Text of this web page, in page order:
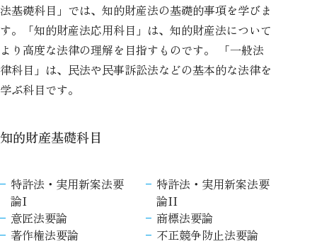
法基礎科目」では、知的財産法の基礎的事項を学びま
す。「知的財産法応用科目」は、知的財産法について
より高度な法律の理解を目指すものです。 「一般法
律科目」は、民法や民事訴訟法などの基本的な法律を
学ぶ科目です。
知的財産基礎科目
特許法・実用新案法要
論I
特許法・実用新案法要
論II
意匠法要論
商標法要論
著作権法要論
不正競争防止法要論